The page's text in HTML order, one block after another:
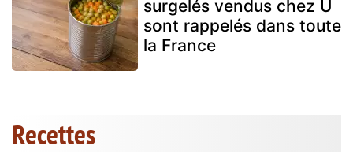
surgelés vendus chez U
sont rappelés dans toute
la France
Recettes